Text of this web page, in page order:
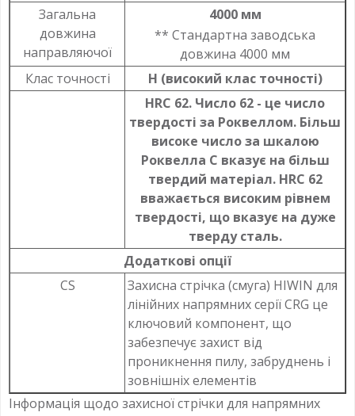
Загальна
довжина
направляючої
4000 мм
** Стандартна заводська
довжина 4000 мм
Клас точності
H (високий клас точності)
HRC 62. Число 62 - це число
твердості за Роквеллом. Більш
високе число за шкалою
Роквелла C вказує на більш
твердий матеріал. HRC 62
вважається високим рівнем
твердості, що вказує на дуже
тверду сталь.
Додаткові опції
CS
Захисна стрічка (смуга) HIWIN для
лінійних напрямних серії CRG це
ключовий компонент, що
забезпечує захист від
проникнення пилу, забруднень і
зовнішніх елементів
Інформація щодо захисної стрічки для напрямних